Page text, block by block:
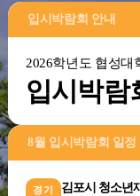
입시박람회 안내
2026학년도 협성대
입시박람
8월 입시박람회 일정
경기
김포시 청소년